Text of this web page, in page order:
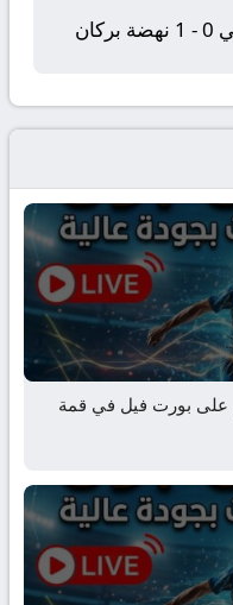
على بورت فيل في قمة